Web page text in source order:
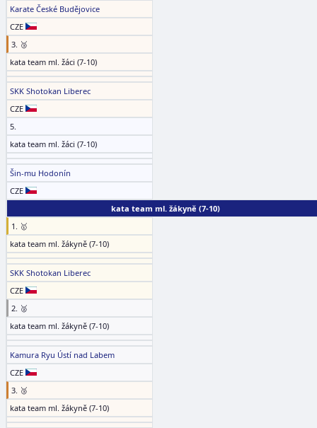
Karate České Budějovice
CZE
3. 🥉
kata team ml. žáci (7-10)
SKK Shotokan Liberec
CZE
5.
kata team ml. žáci (7-10)
Šin-mu Hodonín
CZE
kata team ml. žákyně (7-10)
1. 🥇
kata team ml. žákyně (7-10)
SKK Shotokan Liberec
CZE
2. 🥈
kata team ml. žákyně (7-10)
Kamura Ryu Ústí nad Labem
CZE
3. 🥉
kata team ml. žákyně (7-10)